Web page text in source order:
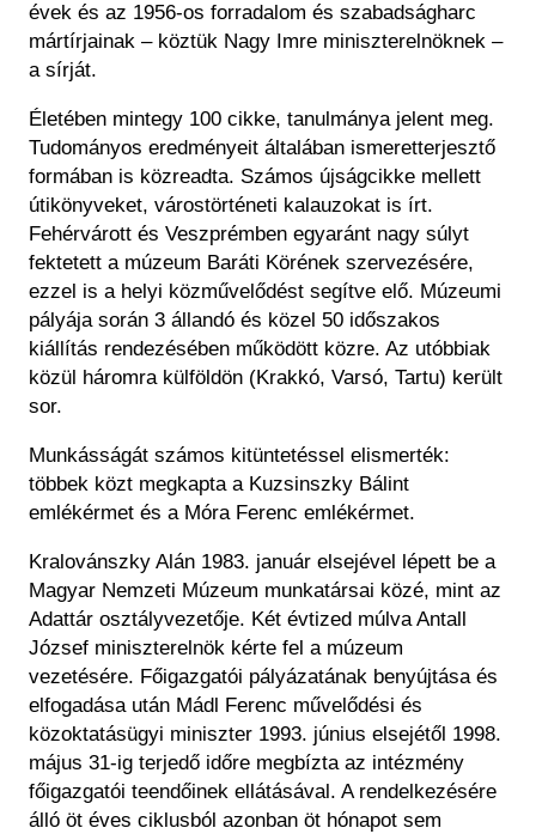
évek és az 1956-os forradalom és szabadságharc
mártírjainak – köztük Nagy Imre miniszterelnöknek –
a sírját.
Életében mintegy 100 cikke, tanulmánya jelent meg.
Tudományos eredményeit általában ismeretterjesztő
formában is közreadta. Számos újságcikke mellett
útikönyveket, várostörténeti kalauzokat is írt.
Fehérvárott és Veszprémben egyaránt nagy súlyt
fektetett a múzeum Baráti Körének szervezésére,
ezzel is a helyi közművelődést segítve elő. Múzeumi
pályája során 3 állandó és közel 50 időszakos
kiállítás rendezésében működött közre. Az utóbbiak
közül háromra külföldön (Krakkó, Varsó, Tartu) került
sor.
Munkásságát számos kitüntetéssel elismerték:
többek közt megkapta a Kuzsinszky Bálint
emlékérmet és a Móra Ferenc emlékérmet.
Kralovánszky Alán 1983. január elsejével lépett be a
Magyar Nemzeti Múzeum munkatársai közé, mint az
Adattár osztályvezetője. Két évtized múlva Antall
József miniszterelnök kérte fel a múzeum
vezetésére. Főigazgatói pályázatának benyújtása és
elfogadása után Mádl Ferenc művelődési és
közoktatásügyi miniszter 1993. június elsejétől 1998.
május 31-ig terjedő időre megbízta az intézmény
főigazgatói teendőinek ellátásával. A rendelkezésére
álló öt éves ciklusból azonban öt hónapot sem